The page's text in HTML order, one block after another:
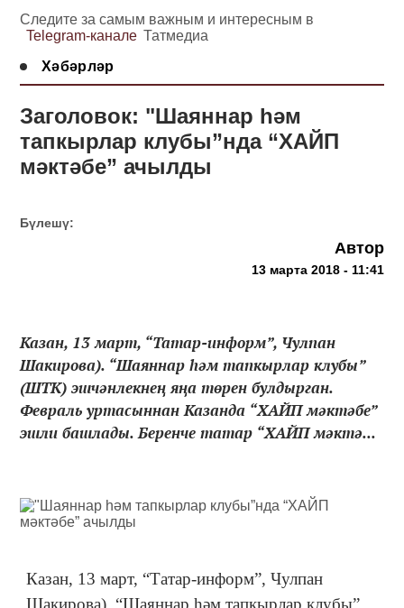
Следите за самым важным и интересным в
Telegram-канале Татмедиа
Хәбәрләр
Заголовок: "Шаяннар һәм
тапкырлар клубы”нда “ХАЙП
мәктәбе” ачылды
Бүлешү:
Автор
13 марта 2018 - 11:41
Казан, 13 март, “Татар-информ”, Чулпан
Шакирова). “Шаяннар һәм тапкырлар клубы”
(ШТК) эшчәнлекнең яңа төрен булдырган.
Февраль уртасыннан Казанда “ХАЙП мәктәбе”
эшли башлады. Беренче татар “ХАЙП мәктә...
Казан, 13 март, “Татар-информ”, Чулпан
Шакирова). “Шаяннар һәм тапкырлар клубы”